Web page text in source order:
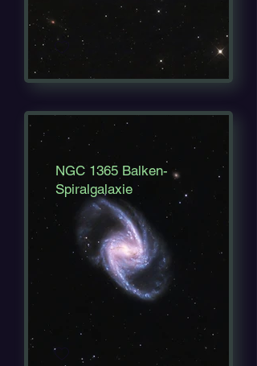
NGC 1365 Balken-
Spiralgalaxie